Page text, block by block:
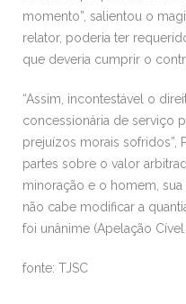
momento”, salientou o
relator, poderia ter
que deveria cumprir o
“Assim, incontestável o
concessionária de serviço
prejuízos morais sofridos”,
partes sobre o valor
minoração e o homem,
não cabe modificar a
foi unânime (Apelação Cível
fonte: TJSC